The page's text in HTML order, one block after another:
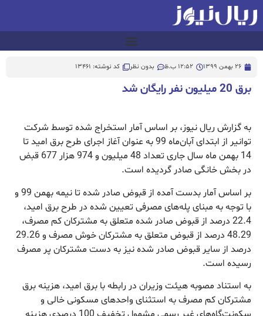
26 بهمن 1399 12:52 ب.ظ بدون نظر کد نوشته: 13461
برق 20 میلیون نفر رایگان شد
به گزارش ریال نیوز، بر اساس آمار استخراج شده توسط شرکت
توانیر از ابتدای آبان‌ماه 99 به عنوان آغاز اجرای طرح برق امید تا
14 بهمن ماه سال جاری تعداد 48 میلیون و 974 هزار 677 قبض
در بخش خانگی صادر گردیده است.
بر اساس آمار بدست آمده از قبوض صادر شده تا نیمه بهمن 99 و
با توجه به مبنای پله‌های مصرفی تعیین شده در طرح برق امید،
22.4 درصد از قبوض صادر شده متعلق به مشترکان کم مصرف،
48.29 درصد از قبوض متعلق به مشترکان خوش مصرف و 29.26
درصد از سایر قبوض صادر شده نیز به دست مشترکان پر مصرف
رسیده است.
به استناد مصوبه هیئت وزیران در رابطه با برق امید، هزینه برق
مشترکان کم مصرف به استثنای واحدهای مسکونی خالی و